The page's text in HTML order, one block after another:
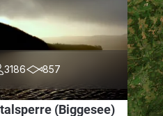
3186 857 4.1
(Biggesee)